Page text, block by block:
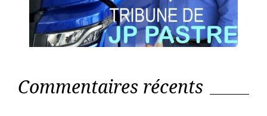
Commentaires récents